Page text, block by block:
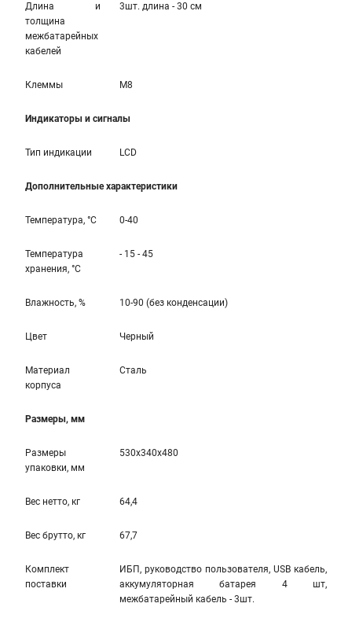
Длина и
толщина
межбатарейных
кабелей
3шт. длина - 30 см
Клеммы M8
Индикаторы и сигналы
Тип индикации LCD
Дополнительные характеристики
Температура, °С 0-40
Температура
хранения, °С
- 15 - 45
Влажность, % 10-90 (без конденсации)
Цвет Черный
Материал
корпуса
Сталь
Размеры, мм
Размеры
упаковки, мм
530x340x480
Вес нетто, кг 64,4
Вес брутто, кг 67,7
Комплект
поставки
ИБП, руководство пользователя, USB кабель,
аккумуляторная батарея 4 шт,
межбатарейный кабель - 3шт.